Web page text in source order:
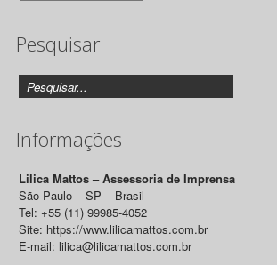
Releases
Pesquisar
Informações
Lilica Mattos – Assessoria de Imprensa
São Paulo – SP – Brasil
Tel: +55 (11) 99985-4052
Site: https://www.lilicamattos.com.br
E-mail: lilica@lilicamattos.com.br